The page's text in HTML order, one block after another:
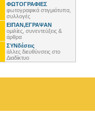
ΦΩΤΟΓΡΑΦΙΕΣ
φωτογραφικά στιγμιότυπα,
συλλογές
ΕΙΠΑΝ,ΕΓΡΑΨΑΝ
ομιλίες, συνεντεύξεις &
άρθρα
ΣΥΝδέσεις
άλλες διευθύνσεις στο
Διαδίκτυο